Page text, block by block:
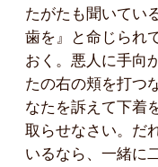
たがたも聞いてい
歯を』と命じられ
おく。悪人に手向
たの右の頬を打つ
なたを訴えて下着
取らせなさい。だ
いるなら、一緒に